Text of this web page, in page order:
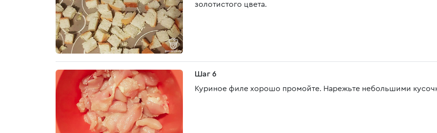
золотистого цвета.
Шаг 6
Куриное филе хорошо промойте. Нарежьте небольшими